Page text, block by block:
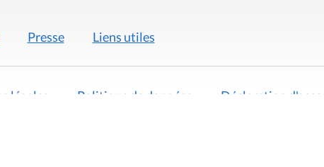
Presse Liens utiles
légales Politique de données Déclaration